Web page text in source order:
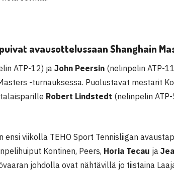
avausottelussaan Shanghain
ATP-12) ja John Peersin (nelinpelin ATP-
-turnauksessa. Puolustavat mestarit
Robert Lindstedt (nelinpelin
ensi viikolla TEHO Sport Tennisliigan
Kontinen, Peers, Horia Tecau ja
johdolla ovat nähtävillä jo tiistaina